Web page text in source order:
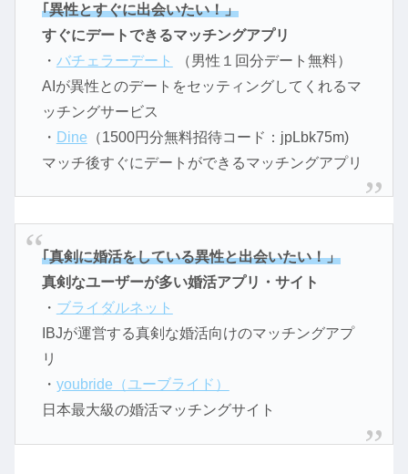
｢異性とすぐに出会いたい！」
すぐにデートできるマッチングアプリ
・ バチェラーデート
（男性１回分デート無料）
AIが異性とのデートをセッティングしてくれるマ
ッチングサービス
・ Dine （1500円分無料招待コード：jpLbk75m)
マッチ後すぐにデートができるマッチングアプリ
｢真剣に婚活をしている異性と出会いたい！」
真剣なユーザーが多い婚活アプリ・サイト
・ ブライダルネット
IBJが運営する真剣な婚活向けのマッチングアプ
リ
・ youbride（ユーブライド）
日本最大級の婚活マッチングサイト